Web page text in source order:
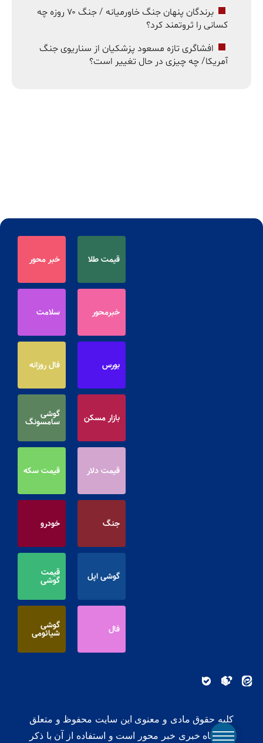
برندگان پنهان جنگ خاورمیانه / جنگ ۷۰ روزه چه
کسانی را ثروتمند کرد؟
افشاگری تازه مسعود پزشکیان از سناریوی جنگ
آمریکا/ چه چیزی در حال تغییر است؟
قیمت طلا خبر محور
خبرمحور سلامت
بورس فال روزانه
بازار مسکن گوشی
سامسونگ
قیمت دلار قیمت سکه
جنگ خودرو
گوشی اپل قیمت
گوشی
فال گوشی
شیائومی
کلیه حقوق مادی و معنوی این سایت محفوظ و متعلق
به پایگاه خبری خبر محور است و استفاده از آن با ذکر